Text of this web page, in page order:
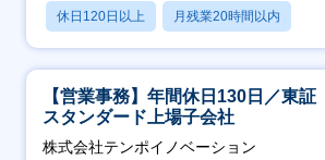
休日120日以上 月残業20時間以内
賞与あり
【営業事務】年間休日130日／東証
スタンダード上場子会社
株式会社テンポイノベーション